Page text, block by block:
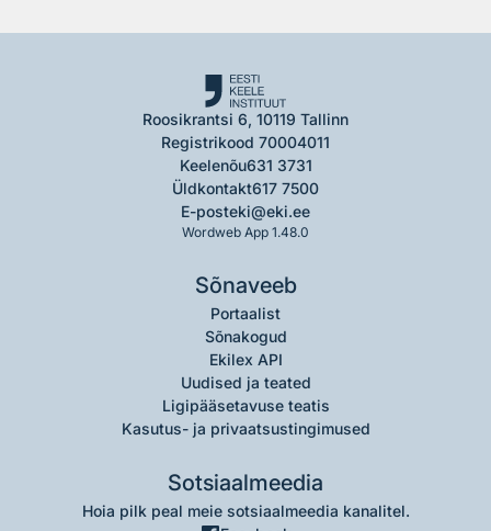
Roosikrantsi 6, 10119 Tallinn
Registrikood 70004011
Keelenõu631 3731
Üldkontakt617 7500
E-posteki@eki.ee
Wordweb App 1.48.0
Sõnaveeb
Portaalist
Sõnakogud
Ekilex API
Uudised ja teated
Ligipääsetavuse teatis
Kasutus- ja privaatsustingimused
Sotsiaalmeedia
Hoia pilk peal meie sotsiaalmeedia kanalitel.